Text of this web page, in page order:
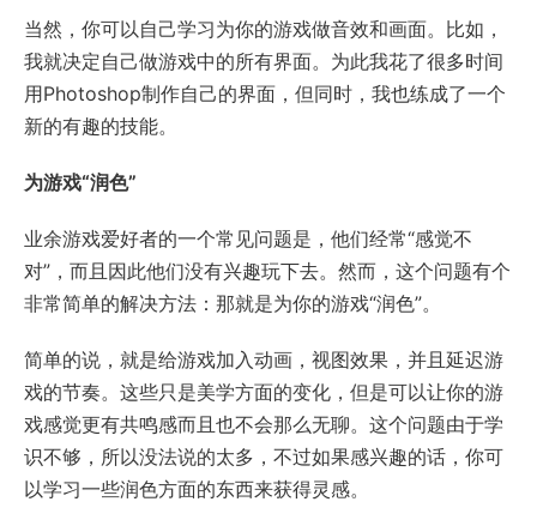
当然，你可以自己学习为你的游戏做音效和画面。比如，
我就决定自己做游戏中的所有界面。为此我花了很多时间
用Photoshop制作自己的界面，但同时，我也练成了一个
新的有趣的技能。
为游戏“润色”
业余游戏爱好者的一个常见问题是，他们经常“感觉不
对”，而且因此他们没有兴趣玩下去。然而，这个问题有个
非常简单的解决方法：那就是为你的游戏“润色”。
简单的说，就是给游戏加入动画，视图效果，并且延迟游
戏的节奏。这些只是美学方面的变化，但是可以让你的游
戏感觉更有共鸣感而且也不会那么无聊。这个问题由于学
识不够，所以没法说的太多，不过如果感兴趣的话，你可
以学习一些润色方面的东西来获得灵感。